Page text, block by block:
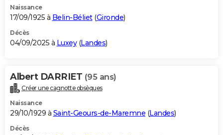
Naissance
17/09/1925 à Belin-Béliet(Gironde)
Décès
04/09/2025 à Luxey(Landes)
Albert DARRIET (95 ans)
Créer une cagnotte obsèques
Naissance
29/10/1929 à Saint-Geours-de-Maremne (Landes)
Décès